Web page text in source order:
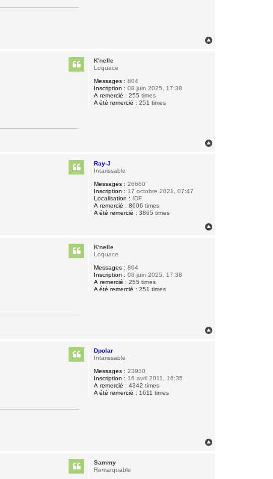
K'nelle
Loquace
Messages : 804
Inscription : 08 juin 2025, 17:38
A remercié : 255 times
A été remercié : 251 times
Ray-J
Intarissable
Messages : 26680
Inscription : 17 octobre 2021, 07:47
Localisation : IDF
A remercié : 8606 times
A été remercié : 3865 times
K'nelle
Loquace
Messages : 804
Inscription : 08 juin 2025, 17:38
A remercié : 255 times
A été remercié : 251 times
Dpolar
Intarissable
Messages : 23930
Inscription : 16 avril 2011, 16:35
A remercié : 4342 times
A été remercié : 1611 times
Sammy
Remarquable